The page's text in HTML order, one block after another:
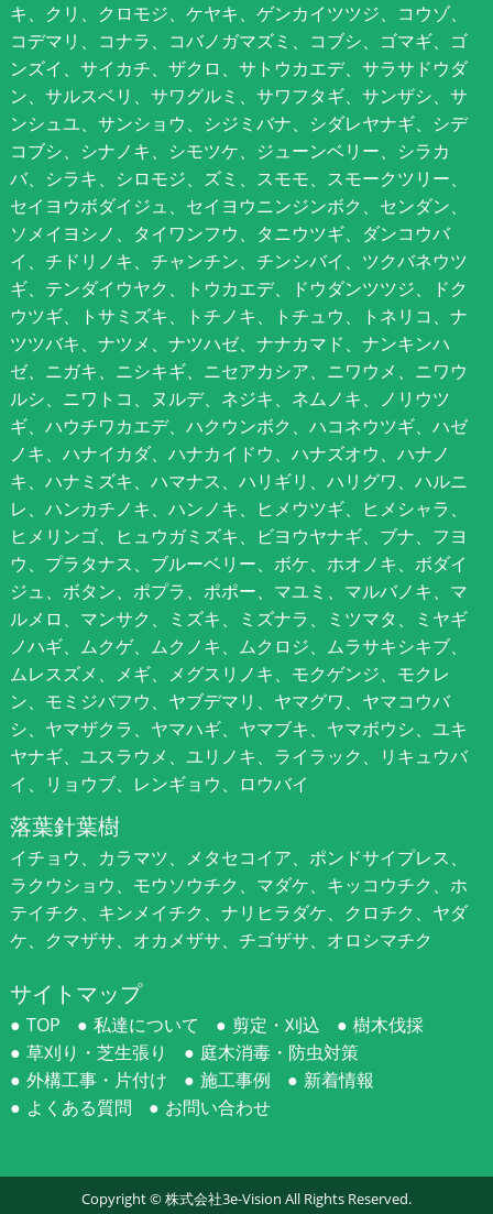
キ、クリ、クロモジ、ケヤキ、ゲンカイツツジ、コウゾ、
コデマリ、コナラ、コバノガマズミ、コブシ、ゴマギ、ゴ
ンズイ、サイカチ、ザクロ、サトウカエデ、サラサドウダ
ン、サルスベリ、サワグルミ、サワフタギ、サンザシ、サ
ンシュユ、サンショウ、シジミバナ、シダレヤナギ、シデ
コブシ、シナノキ、シモツケ、ジューンベリー、シラカ
バ、シラキ、シロモジ、ズミ、スモモ、スモークツリー、
セイヨウボダイジュ、セイヨウニンジンボク、センダン、
ソメイヨシノ、タイワンフウ、タニウツギ、ダンコウバ
イ、チドリノキ、チャンチン、チンシバイ、ツクバネウツ
ギ、テンダイウヤク、トウカエデ、ドウダンツツジ、ドク
ウツギ、トサミズキ、トチノキ、トチュウ、トネリコ、ナ
ツツバキ、ナツメ、ナツハゼ、ナナカマド、ナンキンハ
ゼ、ニガキ、ニシキギ、ニセアカシア、ニワウメ、ニワウ
ルシ、ニワトコ、ヌルデ、ネジキ、ネムノキ、ノリウツ
ギ、ハウチワカエデ、ハクウンボク、ハコネウツギ、ハゼ
ノキ、ハナイカダ、ハナカイドウ、ハナズオウ、ハナノ
キ、ハナミズキ、ハマナス、ハリギリ、ハリグワ、ハルニ
レ、ハンカチノキ、ハンノキ、ヒメウツギ、ヒメシャラ、
ヒメリンゴ、ヒュウガミズキ、ビヨウヤナギ、ブナ、フヨ
ウ、プラタナス、ブルーベリー、ボケ、ホオノキ、ボダイ
ジュ、ボタン、ポプラ、ポポー、マユミ、マルバノキ、マ
ルメロ、マンサク、ミズキ、ミズナラ、ミツマタ、ミヤギ
ノハギ、ムクゲ、ムクノキ、ムクロジ、ムラサキシキブ、
ムレスズメ、メギ、メグスリノキ、モクゲンジ、モクレ
ン、モミジバフウ、ヤブデマリ、ヤマグワ、ヤマコウバ
シ、ヤマザクラ、ヤマハギ、ヤマブキ、ヤマボウシ、ユキ
ヤナギ、ユスラウメ、ユリノキ、ライラック、リキュウバ
イ、リョウブ、レンギョウ、ロウバイ
落葉針葉樹
イチョウ、カラマツ、メタセコイア、ポンドサイプレス、
ラクウショウ、モウソウチク、マダケ、キッコウチク、ホ
テイチク、キンメイチク、ナリヒラダケ、クロチク、ヤダ
ケ、クマザサ、オカメザサ、チゴザサ、オロシマチク
サイトマップ
TOP 私達について 剪定・刈込
樹木伐採
草刈り・芝生張り
庭木消毒・防虫対策
外構工事・片付け
施工事例
新着情報
よくある質問
お問い合わせ
Copyright ©株式会社3e-Vision All Rights Reserved.